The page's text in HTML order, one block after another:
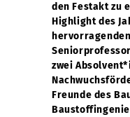
den Festakt zu
Highlight des
zwei
Freunde des